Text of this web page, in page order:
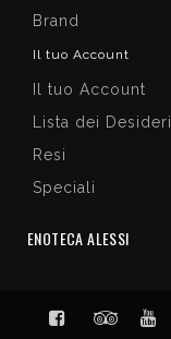
Brand
Il tuo Account
Il tuo Account
Lista dei Desideri
Resi
Speciali
ENOTECA ALESSI